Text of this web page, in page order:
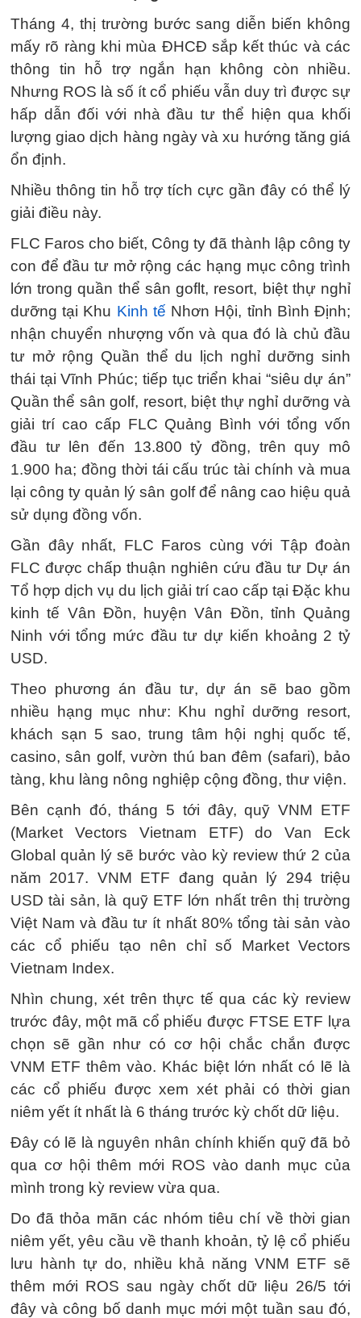
Tháng 4, thị trường bước sang diễn biến không
mấy rõ ràng khi mùa ĐHCĐ sắp kết thúc và các
thông tin hỗ trợ ngắn hạn không còn nhiều.
Nhưng ROS là số ít cổ phiếu vẫn duy trì được sự
hấp dẫn đối với nhà đầu tư thể hiện qua khối
lượng giao dịch hàng ngày và xu hướng tăng giá
ổn định.
Nhiều thông tin hỗ trợ tích cực gần đây có thể lý
giải điều này.
FLC Faros cho biết, Công ty đã thành lập công ty
con để đầu tư mở rộng các hạng mục công trình
lớn trong quần thể sân goflt, resort, biệt thự nghỉ
dưỡng tại Khu Kinh tế Nhơn Hội, tỉnh Bình Định;
nhận chuyển nhượng vốn và qua đó là chủ đầu
tư mở rộng Quần thể du lịch nghỉ dưỡng sinh
thái tại Vĩnh Phúc; tiếp tục triển khai “siêu dự án”
Quần thể sân golf, resort, biệt thự nghỉ dưỡng và
giải trí cao cấp FLC Quảng Bình với tổng vốn
đầu tư lên đến 13.800 tỷ đồng, trên quy mô
1.900 ha; đồng thời tái cấu trúc tài chính và mua
lại công ty quản lý sân golf để nâng cao hiệu quả
sử dụng đồng vốn.
Gần đây nhất, FLC Faros cùng với Tập đoàn
FLC được chấp thuận nghiên cứu đầu tư Dự án
Tổ hợp dịch vụ du lịch giải trí cao cấp tại Đặc khu
kinh tế Vân Đồn, huyện Vân Đồn, tỉnh Quảng
Ninh với tổng mức đầu tư dự kiến khoảng 2 tỷ
USD.
Theo phương án đầu tư, dự án sẽ bao gồm
nhiều hạng mục như: Khu nghỉ dưỡng resort,
khách sạn 5 sao, trung tâm hội nghị quốc tế,
casino, sân golf, vườn thú ban đêm (safari), bảo
tàng, khu làng nông nghiệp cộng đồng, thư viện.
Bên cạnh đó, tháng 5 tới đây, quỹ VNM ETF
(Market Vectors Vietnam ETF) do Van Eck
Global quản lý sẽ bước vào kỳ review thứ 2 của
năm 2017. VNM ETF đang quản lý 294 triệu
USD tài sản, là quỹ ETF lớn nhất trên thị trường
Việt Nam và đầu tư ít nhất 80% tổng tài sản vào
các cổ phiếu tạo nên chỉ số Market Vectors
Vietnam Index.
Nhìn chung, xét trên thực tế qua các kỳ review
trước đây, một mã cổ phiếu được FTSE ETF lựa
chọn sẽ gần như có cơ hội chắc chắn được
VNM ETF thêm vào. Khác biệt lớn nhất có lẽ là
các cổ phiếu được xem xét phải có thời gian
niêm yết ít nhất là 6 tháng trước kỳ chốt dữ liệu.
Đây có lẽ là nguyên nhân chính khiến quỹ đã bỏ
qua cơ hội thêm mới ROS vào danh mục của
mình trong kỳ review vừa qua.
Do đã thỏa mãn các nhóm tiêu chí về thời gian
niêm yết, yêu cầu về thanh khoản, tỷ lệ cổ phiếu
lưu hành tự do, nhiều khả năng VNM ETF sẽ
thêm mới ROS sau ngày chốt dữ liệu 26/5 tới
đây và công bố danh mục mới một tuần sau đó,